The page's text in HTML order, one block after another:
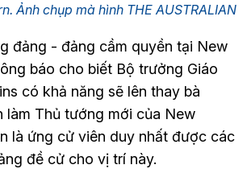
Ảnh chụp mà hình THE AUSTRALIAN
đảng - đảng cầm quyền tại New
báo cho biết Bộ trưởng Giáo
có khả năng sẽ lên thay bà
làm Thủ tướng mới của New
là ứng cử viên duy nhất được các
đề cử cho vị trí này.